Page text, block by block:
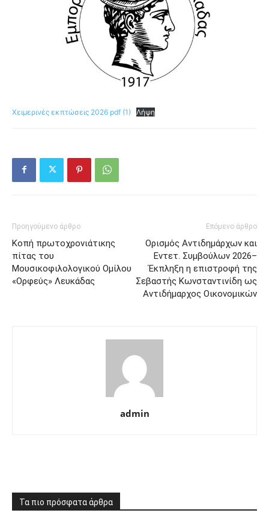
Χειμερινές εκπτώσεις 2026 pdf (1) Λήψη
Προηγούμενο άρθρο
Κοπή πρωτοχρονιάτικης
πίτας του
Μουσικοφιλολογικού Ομίλου
«Ορφεύς» Λευκάδας
Επόμενο άρθρο
Ορισμός Αντιδημάρχων και
Εντετ. Συμβούλων 2026–
Έκπληξη η επιστροφή της
Σεβαστής Κωνσταντινίδη ως
Αντιδήμαρχος Οικονομικών
admin
Τα πιο πρόσφατα άρθρα